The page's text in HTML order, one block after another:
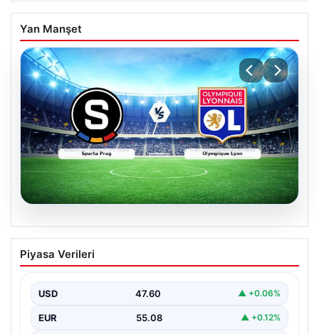
Yan Manşet
CANLI | Sparta Prag – Olympique Lyon
Canlı Maç Anlatımı
Piyasa Verileri
USD 47.60 ▲ +0.06%
EUR 55.08 ▲ +0.12%